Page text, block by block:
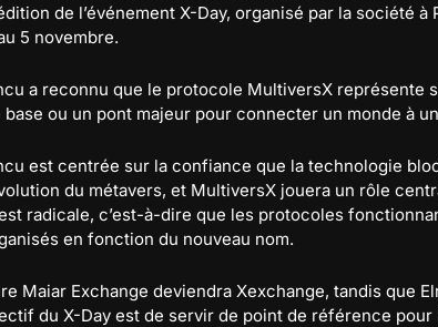
de l’événement X-Day, organisé par la société à
5 novembre.
a reconnu que le protocole MultiversX représente
ou un pont majeur pour connecter un monde à
est centrée sur la confiance que la technologie
du métavers, et MultiversX jouera un rôle
radicale, c’est-à-dire que les protocoles
en fonction du nouveau nom.
Maiar Exchange deviendra Xexchange, tandis que
du X-Day est de servir de point de référence